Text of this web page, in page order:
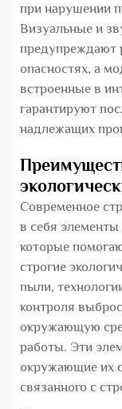
при нарушении
Визуальные и
предупреждают
опасностях, а
встроенные в
гарантируют
надлежащих
Современное
в себя
которые
строгие
пыли,
контроля
окружающую
работы. Эти
окружающие их
связанного с